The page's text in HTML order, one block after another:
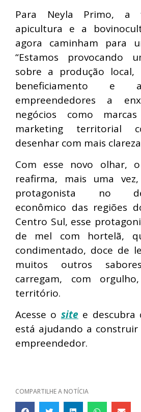
Para Neyla Primo, a
apicultura e a
agora caminham para
“Estamos provocando
sobre a produção local,
beneficiamento e
empreendedores a
negócios como
marketing territorial
desenhar com mais
Com esse novo olhar,
reafirma, mais uma
protagonista no
econômico das regiões
Centro Sul, esse
de mel com hortelã,
condimentado, doce de
muitos outros
carregam, com
território.
Acesse o site e descubra
está ajudando a construir
empreendedor.
COMPARTILHE A NOTÍCIA